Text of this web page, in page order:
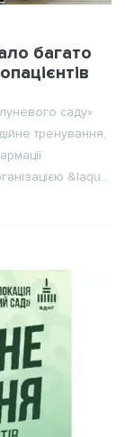
багато
саду»
тренування,
&laqu...